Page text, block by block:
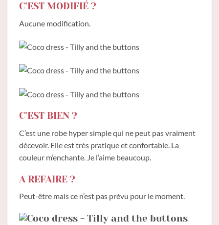
C’EST MODIFIÉ ?
Aucune modification.
C’EST BIEN ?
C’est une robe hyper simple qui ne peut pas vraiment
décevoir. Elle est très pratique et confortable. La
couleur m’enchante. Je l’aime beaucoup.
A REFAIRE ?
Peut-être mais ce n’est pas prévu pour le moment.